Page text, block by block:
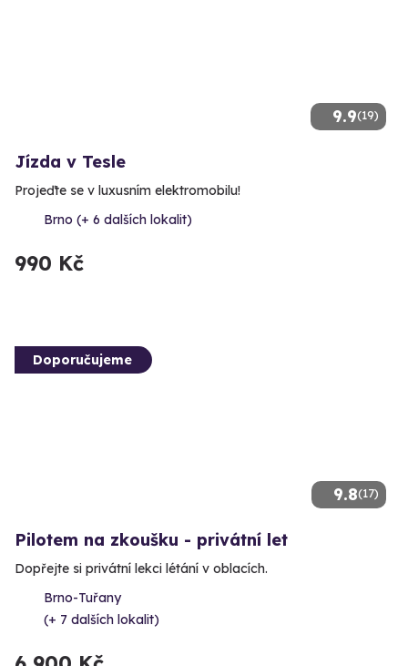
9.9(19)
Jízda v Tesle
Projeďte se v luxusním elektromobilu!
Brno (+ 6 dalších lokalit)
990 Kč
9.8(17)
Doporučujeme
Pilotem na zkoušku - privátní let
Dopřejte si privátní lekci létání v oblacích.
Brno-Tuřany
(+ 7 dalších lokalit)